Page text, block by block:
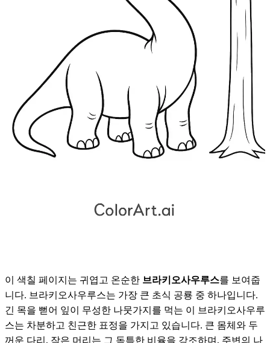
이 색칠 페이지는 귀엽고 온순한 브라키오사우루스를 보여줍
니다. 브라키오사우루스는 가장 큰 초식 공룡 중 하나입니다.
긴 목을 뻗어 잎이 무성한 나뭇가지를 먹는 이 브라키오사우루
스는 차분하고 친근한 표정을 가지고 있습니다. 큰 몸체와 두
꺼운 다리, 작은 머리는 그 독특한 비율을 강조하며, 주변의 나